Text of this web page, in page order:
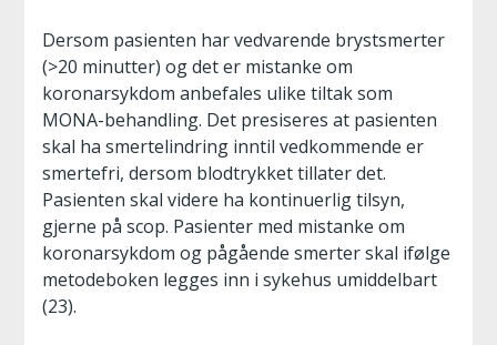
Dersom pasienten har vedvarende brystsmerter
(>20 minutter) og det er mistanke om
koronarsykdom anbefales ulike tiltak som
MONA-behandling. Det presiseres at pasienten
skal ha smertelindring inntil vedkommende er
smertefri, dersom blodtrykket tillater det.
Pasienten skal videre ha kontinuerlig tilsyn,
gjerne på scop. Pasienter med mistanke om
koronarsykdom og pågående smerter skal ifølge
metodeboken legges inn i sykehus umiddelbart
(23).